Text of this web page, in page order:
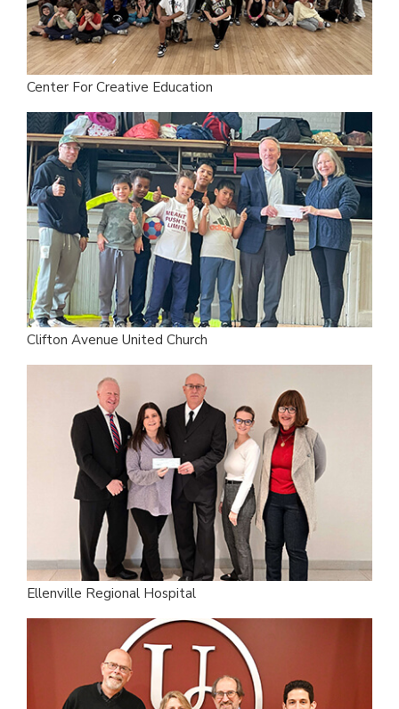
Center For Creative Education
Clifton Avenue United Church
Ellenville Regional Hospital